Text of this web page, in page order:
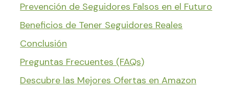
Prevención de Seguidores Falsos en el Futuro
Beneficios de Tener Seguidores Reales
Conclusión
Preguntas Frecuentes (FAQs)
Descubre las Mejores Ofertas en Amazon